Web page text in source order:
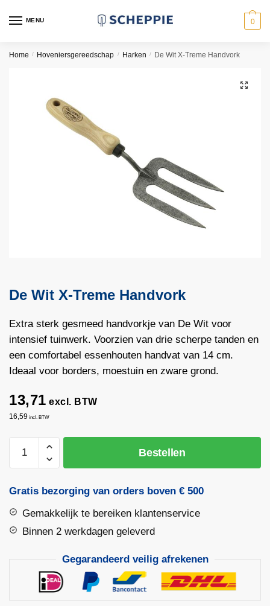
MENU 0
Home / Hoveniersgereedschap / Harken / De Wit X-Treme Handvork
🔍
De Wit X-Treme Handvork
Extra sterk gesmeed handvorkje van De Wit voor
intensief tuinwerk. Voorzien van drie scherpe tanden en
een comfortabel essenhouten handvat van 14 cm.
Ideaal voor borders, moestuin en zware grond.
13,71 excl. BTW
16,59 incl. BTW
Treme
aantal
Bestellen
Gratis bezorging van orders boven € 500
Gemakkelijk te bereiken klantenservice
Binnen 2 werkdagen geleverd
Gegarandeerd veilig afrekenen